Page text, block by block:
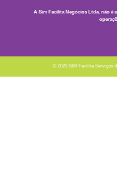
A Sim Facilita Negócios Ltda. não é
© 2025 SIM Facilita Serviços